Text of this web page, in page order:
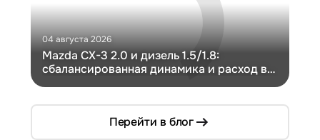
04 августа 2026
Mazda CX-3 2.0 и дизель 1.5/1.8:
сбалансированная динамика и расход в
Перейти в блог